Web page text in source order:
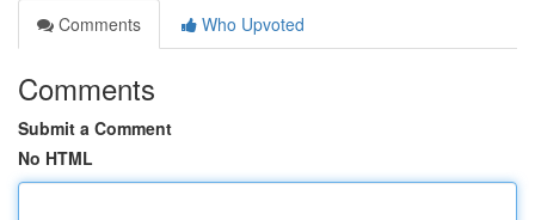
Comments
Who Upvoted
Comments
Submit a Comment
No HTML